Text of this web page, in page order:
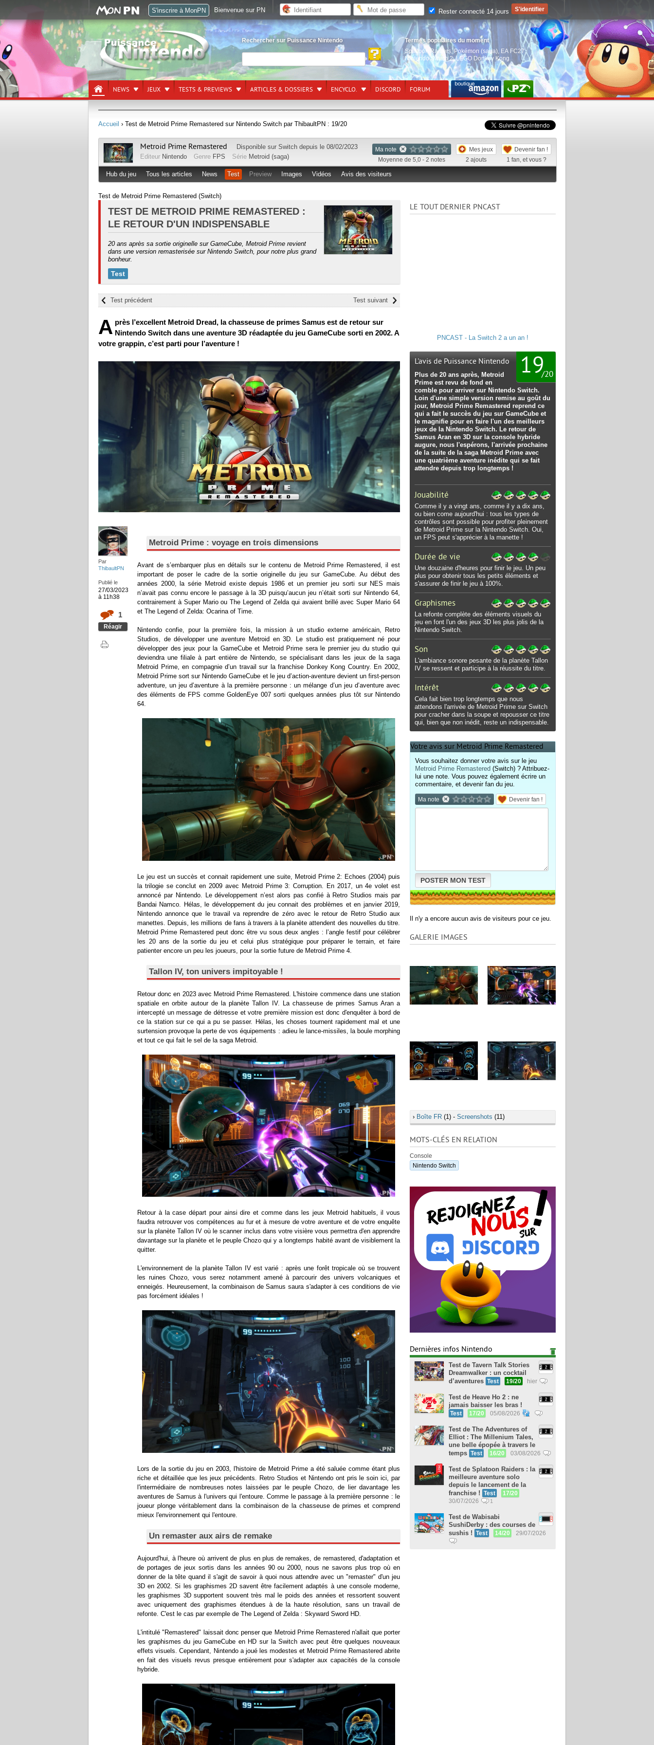
Rechercher sur Puissance Nintendo
Termes populaires du moment
Splatoon Raiders, Pokémon (saga) EA FC27,
Nintendo Switch 2,LEGO Donkey Kong
NEWS JEUX TESTS & PREVIEWS ARTICLES & DOSSIERS ENCYCLO. DISCORD FORUM
Accueil › Test de Metroid Prime Remastered sur Nintendo Switch par ThibaultPN : 19/20
Ma note
Moyenne de 5,0 - 2 notes
Mes jeux
2 ajouts
Devenir fan !
1 fan, et vous ?
Metroid Prime Remastered Disponible sur Switch depuis le 08/02/2023
Editeur Nintendo Genre FPS Série Metroid (saga)
Hub du jeu Tous les articles News Test Preview Images Vidéos Avis des visiteurs
Test de Metroid Prime Remastered (Switch)
TEST DE METROID PRIME REMASTERED :
LE RETOUR D'UN INDISPENSABLE
20 ans après sa sortie originelle sur GameCube, Metroid Prime revient
dans une version remasterisée sur Nintendo Switch, pour notre plus grand
bonheur.
Test
Test suivant
Test précédent
A près l’excellent Metroid Dread, la chasseuse de primes Samus est de retour sur
Nintendo Switch dans une aventure 3D réadaptée du jeu GameCube sorti en 2002. A
votre grappin, c’est parti pour l’aventure !
Par
ThibaultPN
Publié le
27/03/2023
à 11h38
1
Réagir
Metroid Prime : voyage en trois dimensions
Avant de s’embarquer plus en détails sur le contenu de Metroid Prime Remastered, il est
important de poser le cadre de la sortie originelle du jeu sur GameCube. Au début des
années 2000, la série Metroid existe depuis 1986 et un premier jeu sorti sur NES mais
n’avait pas connu encore le passage à la 3D puisqu’aucun jeu n’était sorti sur Nintendo 64,
contrairement à Super Mario ou The Legend of Zelda qui avaient brillé avec Super Mario 64
et The Legend of Zelda: Ocarina of Time.
Nintendo confie, pour la première fois, la mission à un studio externe américain, Retro
Studios, de développer une aventure Metroid en 3D. Le studio est pratiquement né pour
développer des jeux pour la GameCube et Metroid Prime sera le premier jeu du studio qui
deviendra une filiale à part entière de Nintendo, se spécialisant dans les jeux de la saga
Metroid Prime, en compagnie d’un travail sur la franchise Donkey Kong Country. En 2002,
Metroid Prime sort sur Nintendo GameCube et le jeu d’action-aventure devient un first-person
adventure, un jeu d’aventure à la première personne : un mélange d’un jeu d’aventure avec
des éléments de FPS comme GoldenEye 007 sorti quelques années plus tôt sur Nintendo
64.
Le jeu est un succès et connait rapidement une suite, Metroid Prime 2: Echoes (2004) puis
la trilogie se conclut en 2009 avec Metroid Prime 3: Corruption. En 2017, un 4e volet est
annoncé par Nintendo. Le développement n’est alors pas confié à Retro Studios mais par
Bandai Namco. Hélas, le développement du jeu connait des problèmes et en janvier 2019,
Nintendo annonce que le travail va reprendre de zéro avec le retour de Retro Studio aux
manettes. Depuis, les millions de fans à travers à la planète attendent des nouvelles du titre.
Metroid Prime Remastered peut donc être vu sous deux angles : l’angle festif pour célébrer
les 20 ans de la sortie du jeu et celui plus stratégique pour préparer le terrain, et faire
patienter encore un peu les joueurs, pour la sortie future de Metroid Prime 4.
Tallon IV, ton univers impitoyable !
Retour donc en 2023 avec Metroid Prime Remastered. L'histoire commence dans une station
spatiale en orbite autour de la planète Tallon IV. La chasseuse de primes Samus Aran a
intercepté un message de détresse et votre première mission est donc d'enquêter à bord de
ce la station sur ce qui a pu se passer. Hélas, les choses tournent rapidement mal et une
surtension provoque la perte de vos équipements : adieu le lance-missiles, la boule morphing
et tout ce qui fait le sel de la saga Metroid.
Retour à la case départ pour ainsi dire et comme dans les jeux Metroid habituels, il vous
faudra retrouver vos compétences au fur et à mesure de votre aventure et de votre enquête
sur la planète Tallon IV où le scanner inclus dans votre visière vous permettra d'en apprendre
davantage sur la planète et le peuple Chozo qui y a longtemps habité avant de visiblement la
quitter.
L'environnement de la planète Tallon IV est varié : après une forêt tropicale où se trouvent
les ruines Chozo, vous serez notamment amené à parcourir des univers volcaniques et
enneigés. Heureusement, la combinaison de Samus saura s'adapter à ces conditions de vie
pas forcément idéales !
Lors de la sortie du jeu en 2003, l'histoire de Metroid Prime a été saluée comme étant plus
riche et détaillée que les jeux précédents. Retro Studios et Nintendo ont pris le soin ici, par
l'intermédiaire de nombreuses notes laissées par le peuple Chozo, de lier davantage les
aventures de Samus à l'univers qui l'entoure. Comme le passage à la première personne : le
joueur plonge véritablement dans la combinaison de la chasseuse de primes et comprend
mieux l'environnement qui l'entoure.
Un remaster aux airs de remake
Aujourd'hui, à l'heure où arrivent de plus en plus de remakes, de remastered, d'adaptation et
de portages de jeux sortis dans les années 90 ou 2000, nous ne savons plus trop où en
donner de la tête quand il s'agit de savoir à quoi nous attendre avec un "remaster" d'un jeu
3D en 2002. Si les graphismes 2D savent être facilement adaptés à une console moderne,
les graphismes 3D supportent souvent très mal le poids des années et ressortent souvent
avec uniquement des graphismes étendues à de la haute résolution, sans un travail de
refonte. C'est le cas par exemple de The Legend of Zelda : Skyward Sword HD.
L'intitulé "Remastered" laissait donc penser que Metroid Prime Remastered n'allait que porter
les graphismes du jeu GameCube en HD sur la Switch avec peut être quelques nouveaux
effets visuels. Cependant, Nintendo a joué les modestes et Metroid Prime Remastered abrite
en fait des visuels revus presque entièrement pour s'adapter aux capacités de la console
hybride.
LE TOUT DERNIER PNCAST
PNCAST - La Switch 2 a un an !
19
/20
L'avis de Puissance Nintendo
Plus de 20 ans après, Metroid
Prime est revu de fond en
comble pour arriver sur Nintendo Switch.
Loin d'une simple version remise au goût du
jour, Metroid Prime Remastered reprend ce
qui a fait le succès du jeu sur GameCube et
le magnifie pour en faire l'un des meilleurs
jeux de la Nintendo Switch. Le retour de
Samus Aran en 3D sur la console hybride
augure, nous l'espérons, l'arrivée prochaine
de la suite de la saga Metroid Prime avec
une quatrième aventure inédite qui se fait
attendre depuis trop longtemps !
Jouabilité
Comme il y a vingt ans, comme il y a dix ans,
ou bien come aujourd'hui : tous les types de
contrôles sont possible pour profiter pleinement
de Metroid Prime sur la Nintendo Switch. Oui,
un FPS peut s'apprécier à la manette !
Durée de vie
Une douzaine d'heures pour finir le jeu. Un peu
plus pour obtenir tous les petits éléments et
s'assurer de finir le jeu à 100%.
Graphismes
La refonte complète des éléments visuels du
jeu en font l'un des jeux 3D les plus jolis de la
Nintendo Switch.
Son
L'ambiance sonore pesante de la planète Tallon
IV se ressent et participe à la réussite du titre.
Intérêt
Cela fait bien trop longtemps que nous
attendons l'arrivée de Metroid Prime sur Switch
pour cracher dans la soupe et repousser ce titre
qui, bien que non inédit, reste un indispensable.
Votre avis sur Metroid Prime Remastered
Vous souhaitez donner votre avis sur le jeu
Metroid Prime Remastered (Switch) ? Attribuez-
lui une note. Vous pouvez également écrire un
commentaire, et devenir fan du jeu.
Ma note Devenir fan !
POSTER MON TEST
Il n'y a encore aucun avis de visiteurs pour ce jeu.
GALERIE IMAGES
› Boîte FR (1) - Screenshots (11)
MOTS-CLÉS EN RELATION
Console
Nintendo Switch
Dernières infos Nintendo
Test de Tavern Talk Stories
Dreamwalker : un cocktail
d’aventures Test 19/20 hier
Test de Heave Ho 2 : ne
jamais baisser les bras !
Test 17/20 05/08/2026
Test de The Adventures of
Elliot : The Millenium Tales,
une belle épopée à travers le
temps Test 16/20 03/08/2026
Test de Splatoon Raiders : la
meilleure aventure solo
depuis le lancement de la
franchise !
Test
17/20
30/07/2026
1
Test de Wabisabi
SushiDerby : des courses de
sushis !
Test 14/20 29/07/2026
S'inscrire à MonPN Bienvenue sur PN Rester connecté 14 jours